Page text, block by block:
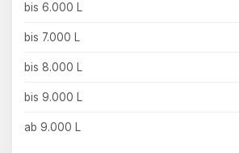
bis 6.000 L
bis 7.000 L
bis 8.000 L
bis 9.000 L
ab 9.000 L